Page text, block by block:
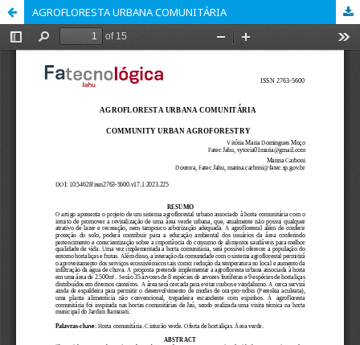
AGROFLORESTA URBANA COMUNITÁRIA